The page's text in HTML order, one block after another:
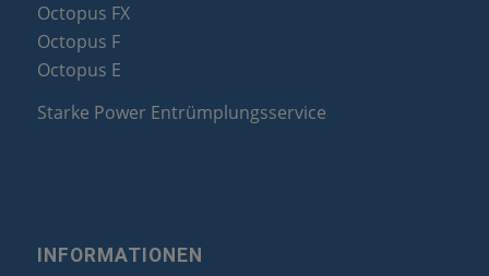
Octopus FX
Octopus F
Octopus E
Starke Power Entrümplungsservice
INFORMATIONEN